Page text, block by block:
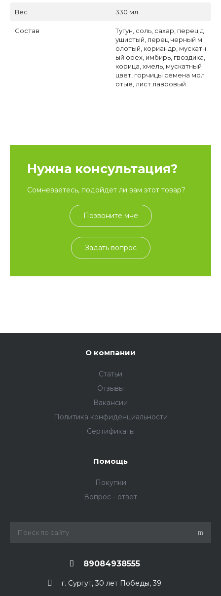
Вес 330 мл
Состав
Тугун, соль, сахар, перец д
ушистый, перец черный м
олотый, кориандр, мускатн
ый орех, имбирь, гвоздика,
корица, хмель, мускатный
цвет, горчицы семена мол
отые, лист лавровый
Нужна консультация?
Сомневаетесь, подойдет ли вам этот товар?
Позвоните мне
Задать вопрос
О компании
Статьи
Отзывы
Вакансии
Политика конфиденциальности
Сертификаты
Помощь
Покупки
Вопрос - ответ
89084938555
г. Сургут, 30 лет Победы, 39